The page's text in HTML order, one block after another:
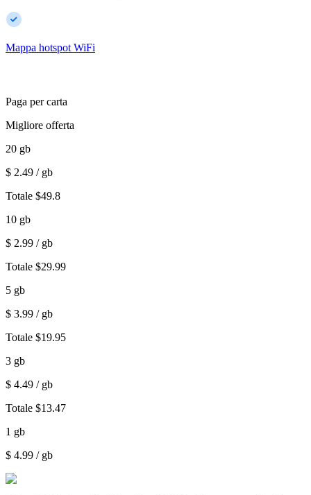
Mappa hotspot WiFi
Paga per carta
Migliore offerta
20 gb
$ 2.49 / gb
Totale $49.8
10 gb
$ 2.99 / gb
Totale $29.99
5 gb
$ 3.99 / gb
Totale $19.95
3 gb
$ 4.49 / gb
Totale $13.47
1 gb
$ 4.99 / gb